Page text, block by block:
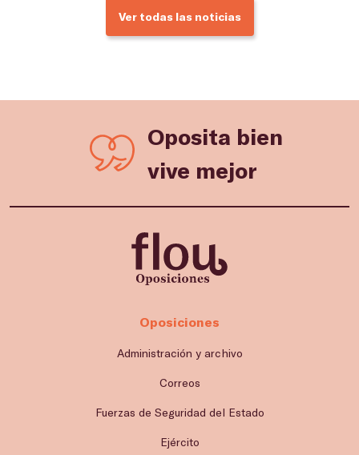
Ver todas las noticias
Oposita bien
vive mejor
Oposiciones
Administración y archivo
Correos
Fuerzas de Seguridad del Estado
Ejército